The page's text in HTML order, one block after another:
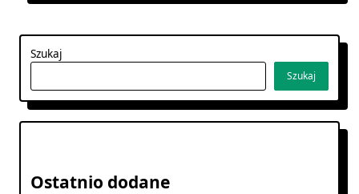
Szukaj
Szukaj
Ostatnio dodane